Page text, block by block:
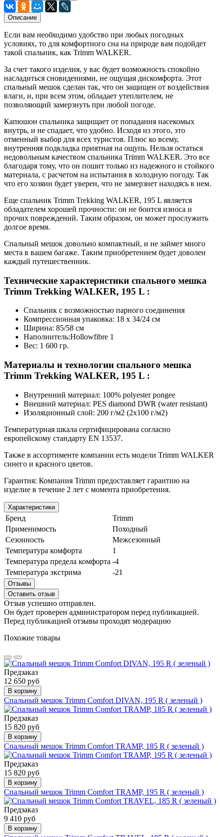
Описание
Если вам необходимо удобство при любых погодных
условиях, то для комфортного сна на природе вам подойдет
такой спальник, как Trimm WALKER.
За счет такого изделия, у вас будет возможность спокойно
насладиться сновидениями, не ощущая дискомфорта. Этот
спальный мешок сделан так, что он защищен от воздействия
влаги, и, при всем этом, обладает утеплителем, не
позволяющий замерзнуть при любой погоде.
Капюшон спальника защищает от попадания насекомых
внутрь, и не спадает, что удобно. Исходя из этого, это
отменный выбор для всех туристов. Плюс ко всему,
внутренняя подкладка приятная на ощупь. Нельзя остаться
недовольным качеством спальника Trimm WALKER. Это все
благодаря тому, что он пошит только из надежного и стойкого
материала, с расчетом на испытания в холодную погоду. Так
что его хозяин будет уверен, что не замерзнет находясь в нем.
Еще спальник Trimm Trekking WALKER, 195 L является
обладателем хорошей прочности: он не боится износа и
прочих повреждений. Таким образом, он может прослужить
долгое время.
Спальный мешок довольно компактный, и не займет много
места в вашем багаже. Таким приобретением будет доволен
каждый путешественник.
Технические характеристики спального мешка
Trimm Trekking WALKER, 195 L :
Спальник с возможностью парного соединения
Компрессионная упаковка: 18 x 34/24 см
Ширина: 85/58 см
Наполнитель:Hollowfibre 1
Вес: 1 600 гр.
Материалы и технологии спального мешка
Trimm Trekking WALKER, 195 L :
Внутренний материал: 100% polyester pongee
Внешний материал: PES diamond DWR (water resistant)
Изоляционный слой: 200 г/м2 (2х100 г/м2)
Температурная шкала сертифицирована согласно
европейскому стандарту EN 13537.
Также в ассортименте компании есть модели Trimm WALKER
синего и красного цветов.
Гарантия: Компания Trimm предоставляет гарантию на
изделие в течение 2 лет с момента приобретения.
Характеристики
Бренд
Trimm
Применимость
Походный
Сезонность
Межсезонный
Температура комфорта
1
Температура предела комфорта -4
Температура экстрима
-21
Отзывы
Оставить отзыв
Отзыв успешно отправлен.
Он будет проверен администратором перед публикацией.
Перед публикацией отзывы проходят модерацию
Похожие товары
Предзаказ
12 650 руб
В корзину
Спальный мешок Trimm Comfort DIVAN, 195 R ( зеленый )
Предзаказ
15 820 руб
В корзину
Спальный мешок Trimm Comfort TRAMP, 185 R ( зеленый )
Предзаказ
15 820 руб
В корзину
Спальный мешок Trimm Comfort TRAMP, 195 R ( зеленый )
Предзаказ
9 410 руб
В корзину